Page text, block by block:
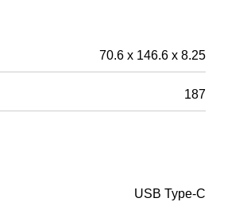
70.6 x 146.6 x 8.25
187
USB Type-C